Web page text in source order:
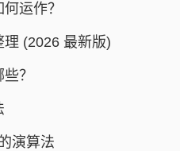
运作？
(2026 最新版)
？
演算法